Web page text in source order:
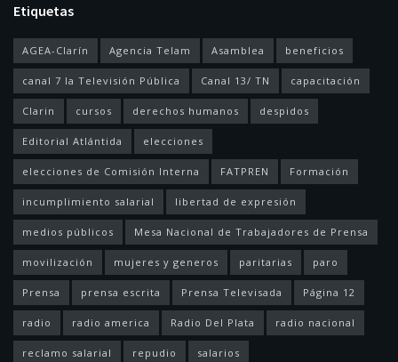
Etiquetas
AGEA-Clarín Agencia Telam Asamblea beneficios
canal 7 la Televisión Pública Canal 13/ TN capacitación
Clarin cursos derechos humanos despidos
Editorial Atlántida elecciones
elecciones de Comisión Interna FATPREN Formación
incumplimiento salarial libertad de expresión
medios públicos Mesa Nacional de Trabajadores de Prensa
movilización mujeres y generos paritarias paro
Prensa prensa escrita Prensa Televisada Página 12
radio radio america Radio Del Plata radio nacional
reclamo salarial repudio salarios